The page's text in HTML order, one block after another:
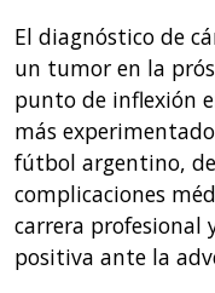
El diagnóstico de
un tumor en la
punto de inflexión
más
fútbol argentino,
complicaciones
carrera
positiva ante la